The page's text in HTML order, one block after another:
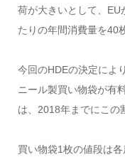
荷が大きいとして、
たりの年間消費量を40
今回のHDEの決定によ
ニール製買い物袋が有
は、2018年までにこの
買い物袋1枚の値段は